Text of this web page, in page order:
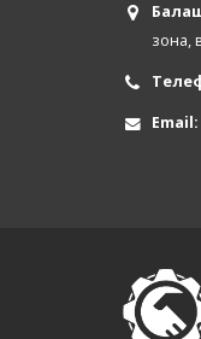
зона,
Email: